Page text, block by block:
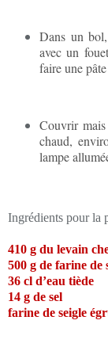
Dans un
avec un
faire une
Couvrir
chaud,
lampe
Ingrédients pour la
410 g du levain
500 g de farine de
36 cl d’eau tiède
14 g de sel
farine de seigle